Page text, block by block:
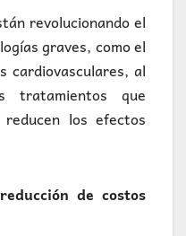
revolucionando el
graves, como el
cardiovasculares, al
tratamientos que
los efectos
de costos